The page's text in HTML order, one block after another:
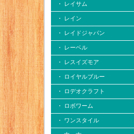
・ レイサム
・ レイン
・ レイドジャパン
・ レーベル
・ レスイズモア
・ ロイヤルブルー
・ ロデオクラフト
・ ロボワーム
・ ワンスタイル